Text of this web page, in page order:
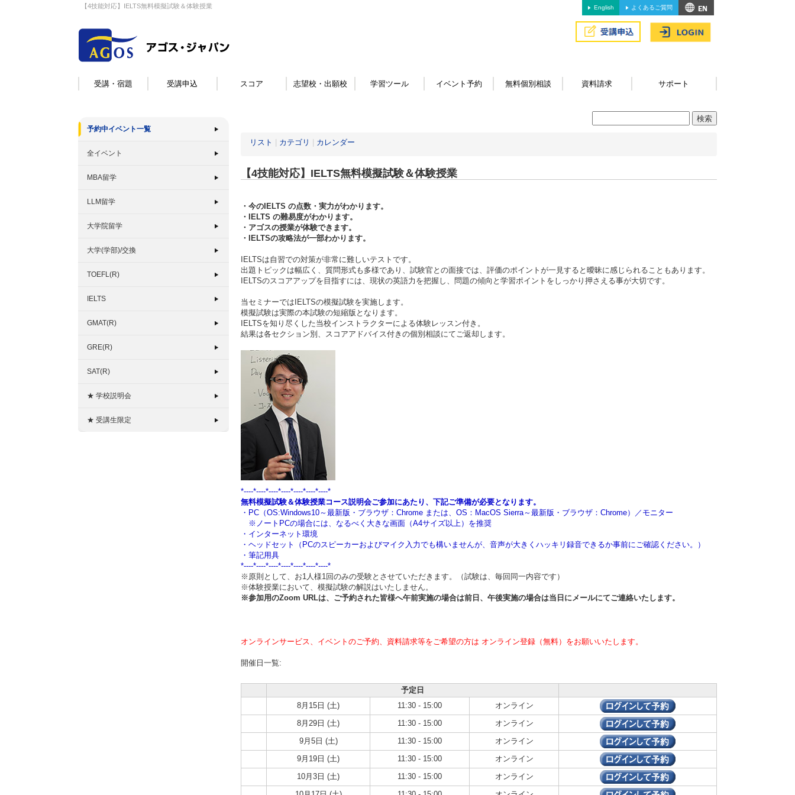
【4技能対応】IELTS無料模擬試験＆体験授業 English よくあるご質問
受講・宿題 受講申込 スコア 志望校・出願校 学習ツール イベント予約 無料個別相談 資料請求 サポート
予約中イベント一覧
全イベント
MBA留学
LLM留学
大学院留学
大学(学部)/交換
TOEFL(R)
IELTS
GMAT(R)
GRE(R)
SAT(R)
★ 学校説明会
★ 受講生限定
リスト カテゴリ カレンダー
【4技能対応】IELTS無料模擬試験＆体験授業
・今のIELTS の点数・実力がわかります。
・IELTS の難易度がわかります。
・アゴスの授業が体験できます。
・IELTSの攻略法が一部わかります。
IELTSは自習での対策が非常に難しいテストです。
出題トピックは幅広く、質問形式も多様であり、試験官との面接では、評価のポイントが一見すると曖昧に感じられることもあります。
IELTSのスコアアップを目指すには、現状の英語力を把握し、問題の傾向と学習ポイントをしっかり押さえる事が大切です。
当セミナーではIELTSの模擬試験を実施します。
模擬試験は実際の本試験の短縮版となります。
IELTSを知り尽くした当校インストラクターによる体験レッスン付き。
結果は各セクション別、スコアアドバイス付きの個別相談にてご返却します。
*----*----*----*----*----*----*----*
無料模擬試験＆体験授業コース説明会ご参加にあたり、下記ご準備が必要となります。
・PC（OS:Windows10～最新版・ブラウザ：Chrome または、OS：MacOS Sierra～最新版・ブラウザ：Chrome）／モニター
※ノートPCの場合には、なるべく大きな画面（A4サイズ以上）を推奨
・インターネット環境
・ヘッドセット（PCのスピーカーおよびマイク入力でも構いませんが、音声が大きくハッキリ録音できるか事前にご確認ください。）
・筆記用具
*----*----*----*----*----*----*----*
※原則として、お1人様1回のみの受験とさせていただきます。（試験は、毎回同一内容です）
※体験授業において、模擬試験の解説はいたしません。
※参加用のZoom URLは、ご予約された皆様へ午前実施の場合は前日、午後実施の場合は当日 にメールにてご連絡いたします。
オンラインサービス、イベントのご予約、資料請求等をご希望の方は オンライン登録（無料）をお願いいたします。
開催日一覧:
予定日
8月15日 (土)
11:30 - 15:00
オンライン
8月29日 (土)
11:30 - 15:00
オンライン
9月5日 (土)
11:30 - 15:00
オンライン
9月19日 (土)
11:30 - 15:00
オンライン
10月3日 (土)
11:30 - 15:00
オンライン